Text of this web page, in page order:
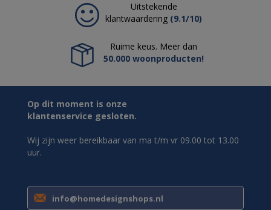
Uitstekende
klantwaardering (9.1/10)
Ruime keus. Meer dan
50.000 woonproducten!
Op dit moment is onze
klantenservice gesloten.
Wij zijn weer bereikbaar van ma t/m vr 09.00 tot 13.00
uur.
info@homedesignshops.nl